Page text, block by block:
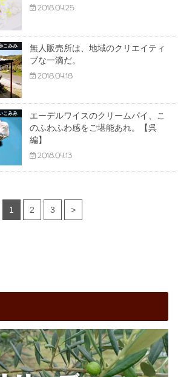
2018.04.25
こみみ
無人販売所は、地域のクリエイティ
ブな一滴だ。
2018.04.18
こみみ
エーデルワイスのクリームパイ、こ
のふわふわ感をご堪能あれ。【呉
編】
2018.04.13
1 2 3 >